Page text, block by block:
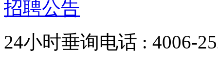
招聘公告
24小时垂询电话 : 4006-